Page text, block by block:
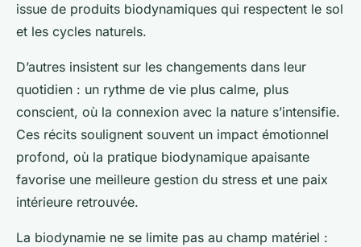
issue de produits biodynamiques qui respectent le sol
et les cycles naturels.
D’autres insistent sur les changements dans leur
quotidien : un rythme de vie plus calme, plus
conscient, où la connexion avec la nature s’intensifie.
Ces récits soulignent souvent un impact émotionnel
profond, où la pratique biodynamique apaisante
favorise une meilleure gestion du stress et une paix
intérieure retrouvée.
La biodynamie ne se limite pas au champ matériel :